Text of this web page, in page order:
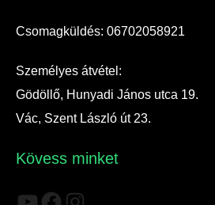
Csomagküldés: 06702058921
Személyes átvétel:
Gödöllő, Hunyadi János utca 19.
Vác, Szent László út 23.
Kövess minket